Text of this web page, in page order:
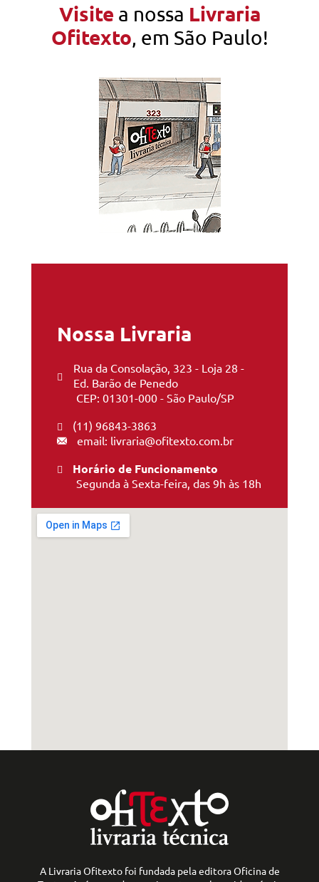
Visite a nossa Livraria
Ofitexto, em São Paulo!
Nossa Livraria
Rua da Consolação, 323 - Loja 28 -
Ed. Barão de Penedo
CEP: 01301-000 - São Paulo/SP
(11) 96843-3863
email: livraria@ofitexto.com.br
Horário de Funcionamento
Segunda à Sexta-feira, das 9h às 18h
A Livraria Ofitexto foi fundada pela editora Oficina de